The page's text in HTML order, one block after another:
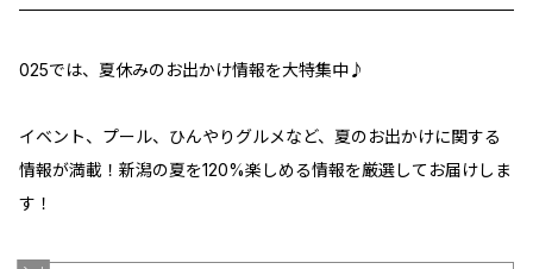
025では、夏休みのお出かけ情報を大特集中♪
イベント、プール、ひんやりグルメなど、夏のお出かけに関する
情報が満載！新潟の夏を120%楽しめる情報を厳選してお届けしま
す！